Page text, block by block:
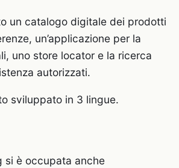
un catalogo digitale dei prodotti
un’applicazione per la
uno store locator e la ricerca
autorizzati.
sviluppato in 3 lingue.
si è occupata anche